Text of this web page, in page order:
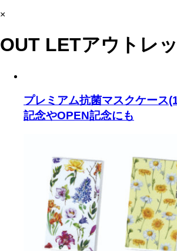
×
OUT LETアウトレ
プレミアム抗菌マスクケー
記念やOPEN記念にも